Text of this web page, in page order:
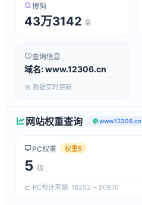
搜狗
43万3142 条
查询信息
域名: www.12306.cn
数据实时更新
网站权重查询 www.12306.cn
PC权重 权重5
5 级
PC预计来路: 18252 ~ 20870